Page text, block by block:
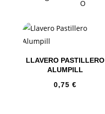
LLAVERO PASTILLERO
ALUMPILL
0,75 €